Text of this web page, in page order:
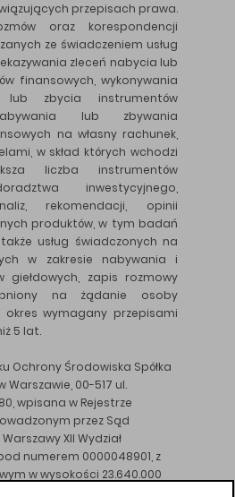
przepisach prawa.
oraz korespondencji
ze świadczeniem usług
zleceń nabycia lub
finansowych, wykonywania
zbycia instrumentów
lub zbywania
na własny rachunek,
w skład których wchodzi
liczba instrumentów
inwestycyjnego,
rekomendacji, opinii
produktów, w tym badań
usług świadczonych na
w zakresie nabywania i
giełdowych, zapis rozmowy
na żądanie osoby
okres wymagany przepisami
5 lat.
Ochrony Środowiska Spółka
Warszawie, 00-517 ul.
wpisana w Rejestrze
przez Sąd
XII Wydział
numerem 0000048901, z
w wysokości 23.640.000